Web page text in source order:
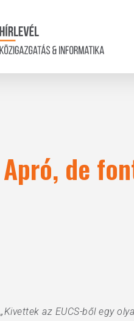
Apró, de
„Kivettek az EUCS-ből egy